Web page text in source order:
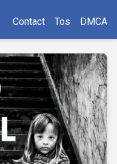
Contact Tos DMCA